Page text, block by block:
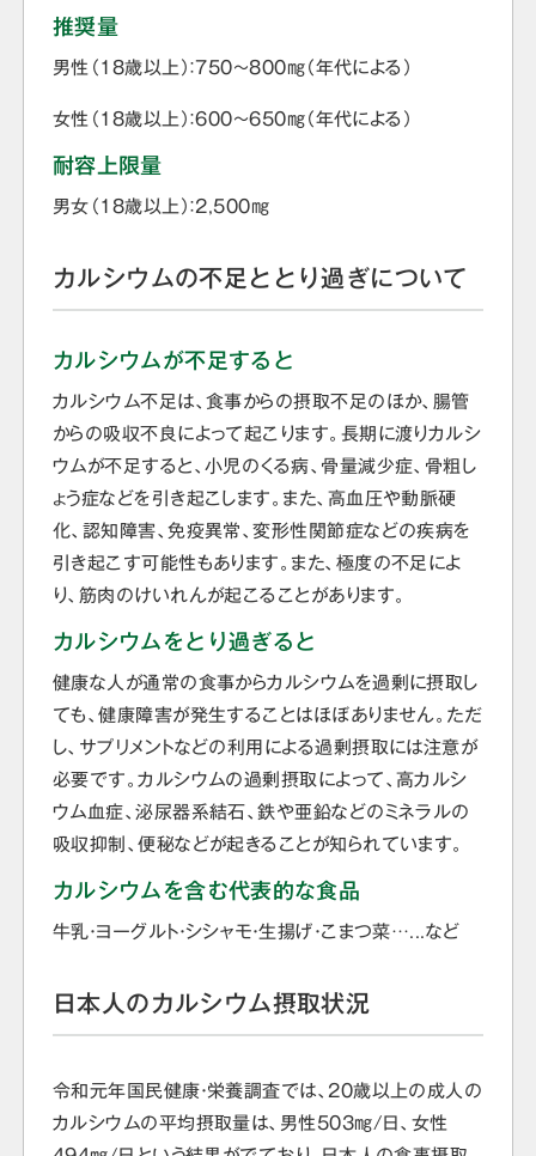
推奨量
男性（18歳以上）：750～800㎎（年代による）
女性（18歳以上）：600～650㎎（年代による）
耐容上限量
男女（18歳以上）：2,500㎎
カルシウムの不足ととり過ぎについて
カルシウムが不足すると
カルシウム不足は、食事からの摂取不足のほか、腸管
からの吸収不良によって起こります。長期に渡りカルシ
ウムが不足すると、小児のくる病、骨量減少症、骨粗し
ょう症などを引き起こします。また、高血圧や動脈硬
化、認知障害、免疫異常、変形性関節症などの疾病を
引き起こす可能性もあります。また、極度の不足によ
り、筋肉のけいれんが起こることがあります。
カルシウムをとり過ぎると
健康な人が通常の食事からカルシウムを過剰に摂取し
ても、健康障害が発生することはほぼありません。ただ
し、サプリメントなどの利用による過剰摂取には注意が
必要です。カルシウムの過剰摂取によって、高カルシ
ウム血症、泌尿器系結石、鉄や亜鉛などのミネラルの
吸収抑制、便秘などが起きることが知られています。
カルシウムを含む代表的な食品
牛乳・ヨーグルト・シシャモ・生揚げ・こまつ菜…...など
日本人のカルシウム摂取状況
令和元年国民健康・栄養調査では、20歳以上の成人の
カルシウムの平均摂取量は、男性503㎎/日、女性